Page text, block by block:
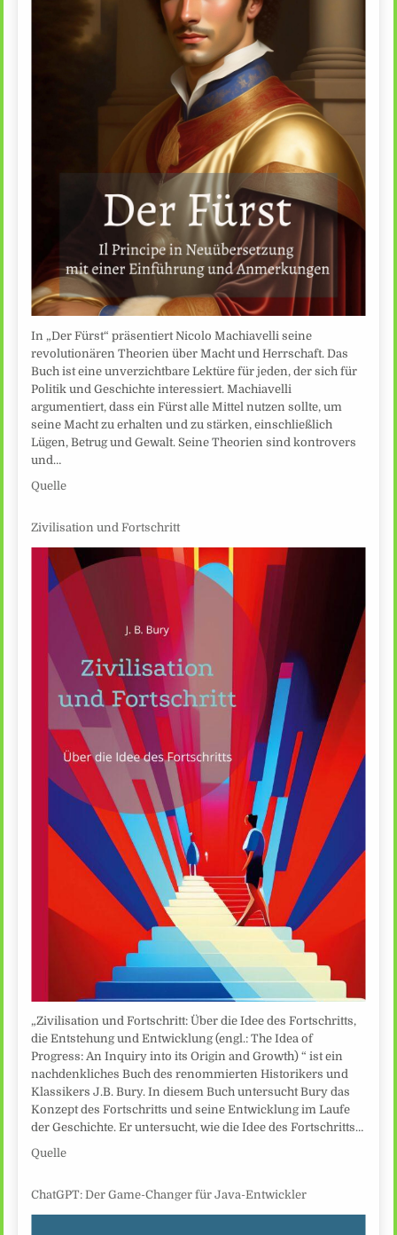
In „Der Fürst“ präsentiert Nicolo Machiavelli seine
revolutionären Theorien über Macht und Herrschaft. Das
Buch ist eine unverzichtbare Lektüre für jeden, der sich für
Politik und Geschichte interessiert. Machiavelli
argumentiert, dass ein Fürst alle Mittel nutzen sollte, um
seine Macht zu erhalten und zu stärken, einschließlich
Lügen, Betrug und Gewalt. Seine Theorien sind kontrovers
und…
Quelle
Zivilisation und Fortschritt
„Zivilisation und Fortschritt: Über die Idee des Fortschritts,
die Entstehung und Entwicklung (engl.: The Idea of
Progress: An Inquiry into its Origin and Growth) “ ist ein
nachdenkliches Buch des renommierten Historikers und
Klassikers J.B. Bury. In diesem Buch untersucht Bury das
Konzept des Fortschritts und seine Entwicklung im Laufe
der Geschichte. Er untersucht, wie die Idee des Fortschritts…
Quelle
ChatGPT: Der Game-Changer für Java-Entwickler